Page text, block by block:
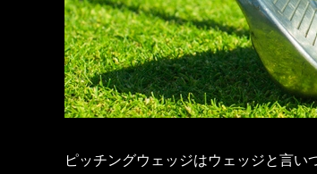
ピッチングウェッジはウェッジと言